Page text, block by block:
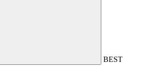
BEST